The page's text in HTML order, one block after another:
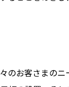
のお客さまのニ